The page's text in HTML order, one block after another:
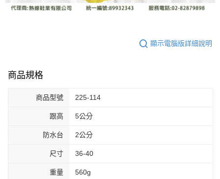
顯示電腦版詳細說明
商品規格
商品型號 225-114
跟高 5公分
防水台 2公分
尺寸 36-40
重量 560g